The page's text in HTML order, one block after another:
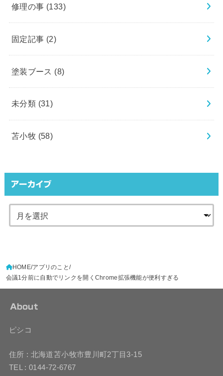
修理の事 (133)
固定記事 (2)
塗装ブース (8)
未分類 (31)
苫小牧 (58)
アーカイブ
HOME アプリのこと
会議1分前に自動でリンクを開くChrome拡張機能が便利すぎる
About
ピシコ
住所 : 北海道苫小牧市豊川町2丁目3-15
TEL : 0144-72-6767